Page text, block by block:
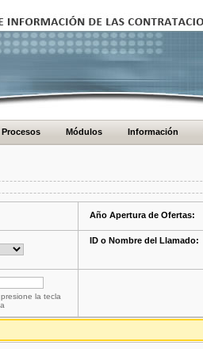
Procesos Módulos Información
Año Apertura de Ofertas:
ID o Nombre del Llamado:
la tecla